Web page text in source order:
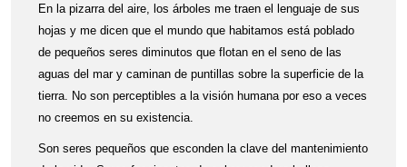
En la pizarra del aire, los árboles me traen el lenguaje de sus
hojas y me dicen que el mundo que habitamos está poblado
de pequeños seres diminutos que flotan en el seno de las
aguas del mar y caminan de puntillas sobre la superficie de la
tierra. No son perceptibles a la visión humana por eso a veces
no creemos en su existencia.
Son seres pequeños que esconden la clave del mantenimiento